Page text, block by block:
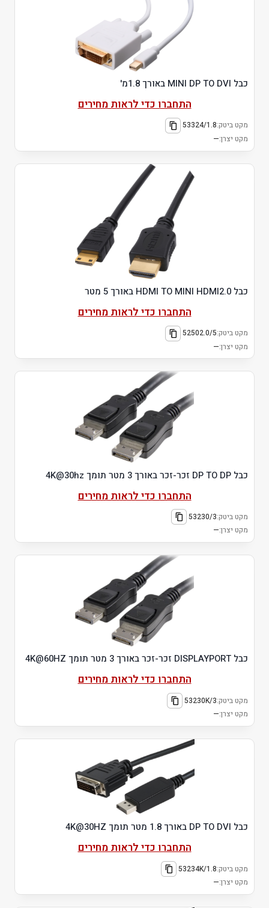
כבל MINI DP TO DVI באורך 1.8מ'
התחברו כדי לראות מחירים
מקט ביטק:53324/1.8
מקט יצרן:—
כבל HDMI TO MINI HDMI2.0 באורך 5 מטר
התחברו כדי לראות מחירים
מקט ביטק:52502.0/5
מקט יצרן:—
כבל DP TO DP זכר-זכר באורך 3 מטר תומך 4K@30hz
התחברו כדי לראות מחירים
מקט ביטק:53230/3
מקט יצרן:—
כבל DISPLAYPORT זכר-זכר באורך 3 מטר תומך 4K@60HZ
התחברו כדי לראות מחירים
מקט ביטק:53230K/3
מקט יצרן:—
כבל DP TO DVI באורך 1.8 מטר תומך 4K@30HZ
התחברו כדי לראות מחירים
מקט ביטק:53234K/1.8
מקט יצרן:—